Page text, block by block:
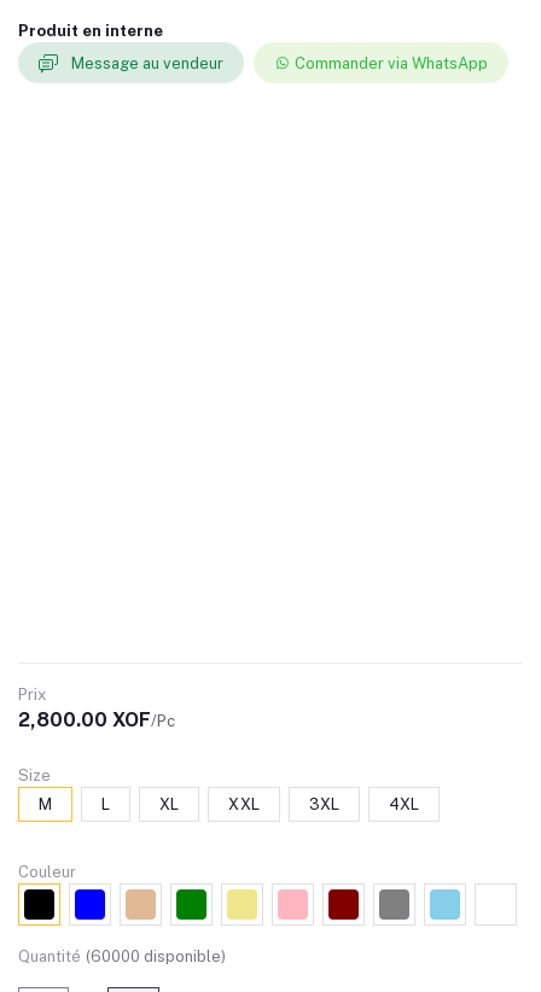
Produit en interne
Message au vendeur
Commander via WhatsApp
Prix
2,800.00 XOF/Pc
Size
M
L XL XXL 3XL 4XL
Couleur
Quantité (60000 disponible)